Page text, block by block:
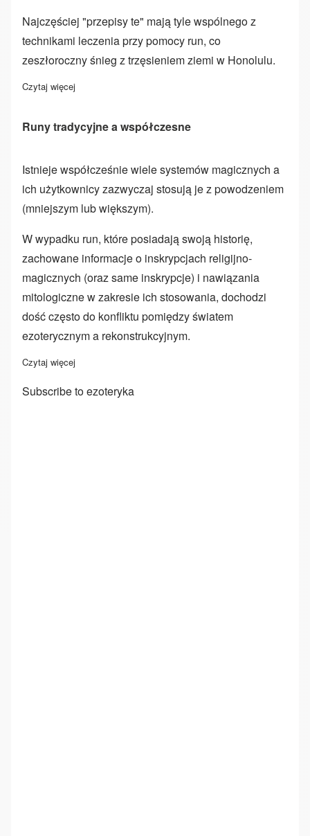
Najczęściej "przepisy te" mają tyle wspólnego z
technikami leczenia przy pomocy run, co
zeszłoroczny śnieg z trzęsieniem ziemi w Honolulu.
Czytaj więcej
Runy tradycyjne a współczesne
Istnieje współcześnie wiele systemów magicznych a
ich użytkownicy zazwyczaj stosują je z powodzeniem
(mniejszym lub większym).
W wypadku run, które posiadają swoją historię,
zachowane informacje o inskrypcjach religijno-
magicznych (oraz same inskrypcje) i nawiązania
mitologiczne w zakresie ich stosowania, dochodzi
dość często do konfliktu pomiędzy światem
ezoterycznym a rekonstrukcyjnym.
Czytaj więcej
Subscribe to ezoteryka